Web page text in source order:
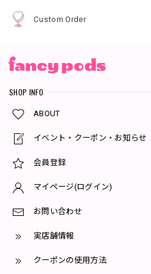
Custom Order
SHOP INFO
ABOUT
イベント・クーポン・お知らせ
会員登録
マイページ(ログイン)
お問い合わせ
実店舗情報
クーポンの使用方法